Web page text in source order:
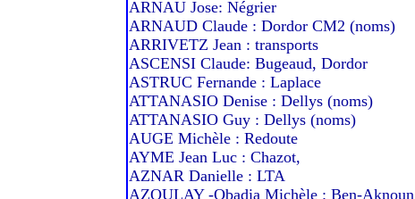
ARNAU Jose: Négrier
ARNAUD Claude : Dordor CM2 (noms)
ARRIVETZ Jean : transports
ASCENSI Claude: Bugeaud, Dordor
ASTRUC Fernande : Laplace
ATTANASIO Denise : Dellys (noms)
ATTANASIO Guy : Dellys (noms)
AUGE Michèle : Redoute
AYME Jean Luc : Chazot,
AZNAR Danielle : LTA
AZOULAY -Obadia Michèle : Ben-Aknoun